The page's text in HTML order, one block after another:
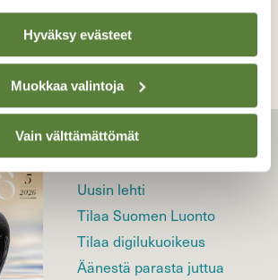
Hyväksy evästeet
Muokkaa valintoja
Vain välttämättömät
LEHTI
Uusin lehti
Tilaa Suomen Luonto
Tilaa digilukuoikeus
Äänestä parasta juttua